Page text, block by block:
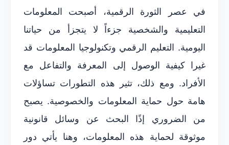
في عصر الثورة الرقمية، أصبحت المعلومات
التعليمية والشخصية جزءاً لا يتجزأ من حياتنا
اليومية. التعليم الرقمي وتكنولوجيا المعلومات قد
غيرا كيفية الوصول إلى المعرفة والتفاعل مع
الأفراد. ومع ذلك، تثير هذه التطورات تساؤلات
هامة حول حماية المعلومات والخصوصية. يصبح
من الضروري إذًا البحث عن وسائل قانونية
موثوقة لحماية هذه المعلومات، وهنا يأتي دور